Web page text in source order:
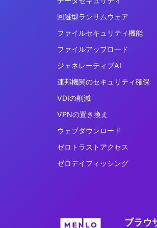
回避型ランサムウェア
ファイルセキュリティ機能
ファイルアップロード
ジェネレーティブAI
連邦機関のセキュリティ確保
VDIの削減
VPNの置き換え
ウェブダウンロード
ゼロトラストアクセス
ゼロデイフィッシング
ブラウ